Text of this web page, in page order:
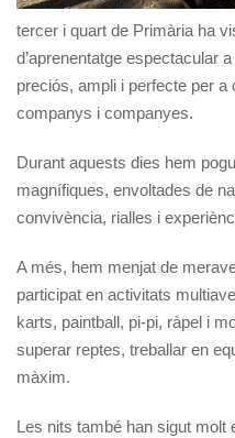
tercer i quart de Primària ha
d’aprenentatge espectacular
preciós, ampli i perfecte per
companys i companyes.
Durant aquests dies hem
magnífiques, envoltades de
convivència, rialles i
A més, hem menjat de
participat en activitats
karts, paintball, pi-pi, ràpel i
superar reptes, treballar en
màxim.
Les nits també han sigut molt